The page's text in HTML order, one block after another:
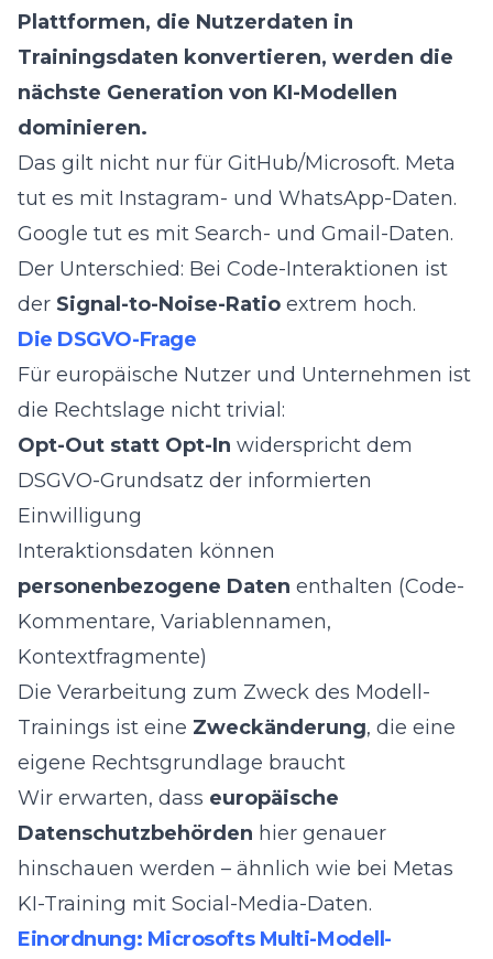
Plattformen, die Nutzerdaten in
Trainingsdaten konvertieren, werden die
nächste Generation von KI-Modellen
dominieren.
Das gilt nicht nur für GitHub/Microsoft. Meta
tut es mit Instagram- und WhatsApp-Daten.
Google tut es mit Search- und Gmail-Daten.
Der Unterschied: Bei Code-Interaktionen ist
der Signal-to-Noise-Ratio extrem hoch.
Die DSGVO-Frage
Für europäische Nutzer und Unternehmen ist
die Rechtslage nicht trivial:
Opt-Out statt Opt-In widerspricht dem
DSGVO-Grundsatz der informierten
Einwilligung
Interaktionsdaten können
personenbezogene Daten enthalten (Code-
Kommentare, Variablennamen,
Kontextfragmente)
Die Verarbeitung zum Zweck des Modell-
Trainings ist eine Zweckänderung, die eine
eigene Rechtsgrundlage braucht
Wir erwarten, dass europäische
Datenschutzbehörden hier genauer
hinschauen werden – ähnlich wie bei Metas
KI-Training mit Social-Media-Daten.
Einordnung: Microsofts Multi-Modell-